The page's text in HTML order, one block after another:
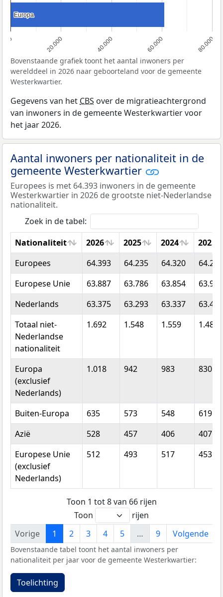
0 20.000 40.000 60.000 80.000
Europa
Europa
Bovenstaande grafiek toont het aantal inwoners per
werelddeel in 2026 naar geboorteland voor de gemeente
Westerkwartier.
Gegevens van het CBS over de migratieachtergrond
van inwoners in de gemeente Westerkwartier voor
het jaar 2026.
Aantal inwoners per nationaliteit in de
gemeente Westerkwartier
Europees is met 64.393 inwoners in de gemeente
Westerkwartier in 2026 de grootste niet-Nederlandse
nationaliteit.
Zoek in de tabel:
Nationaliteit
2026 2025 2024
2023
Nationaliteit
2026 2025 2024 2023
Europees 64.393 64.235 64.320
64.292
Europese Unie
63.887 63.786 63.854
63.915
Nederlands
63.375 63.293 63.337
63.462
Totaal niet-
Nederlandse
nationaliteit
1.692 1.548 1.559 1.484
Europa
(exclusief
Nederlands)
1.018 942 983 830
Buiten-Europa 635 573 548
619
Azië
528 457 406
407
Europese Unie
(exclusief
Nederlands)
512 493 517 453
Toon 1 tot 8 van 66 rijen
Toon
rijen
Vorige
1 2 3 4 5 … 9 Volgende
Bovenstaande tabel toont het aantal inwoners per
nationaliteit per jaar voor de gemeente Westerkwartier:
Toelichting